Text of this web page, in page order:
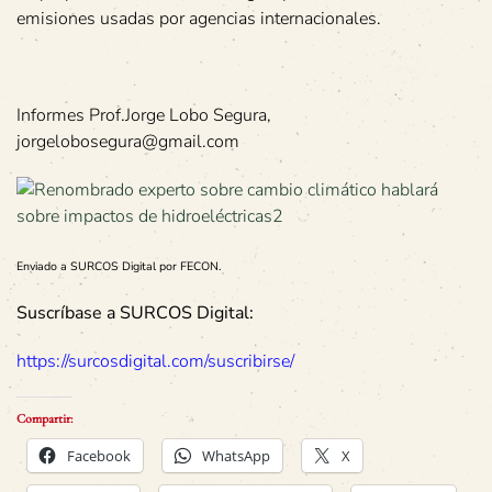
emisiones usadas por agencias internacionales.
Informes Prof.Jorge Lobo Segura,
jorgelobosegura@gmail.com
Enviado a SURCOS Digital por FECON.
Suscríbase a SURCOS Digital:
https://surcosdigital.com/suscribirse/
Compartir:
Facebook WhatsApp X